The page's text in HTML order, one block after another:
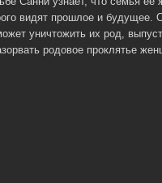
видят прошлое и будущее.
уничтожить их род,
родовое проклятье